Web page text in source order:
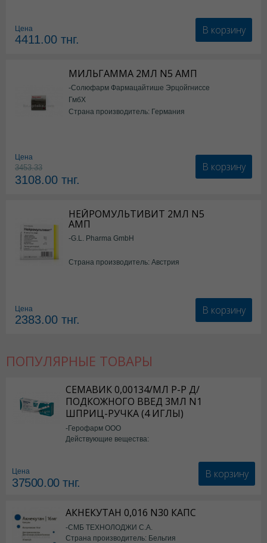
Цена
4411.00 тнг.
В корзину
МИЛЬГАММА 2МЛ N5 АМП
-Солюфарм Фармацайтише Эрцойгниссе
ГмбХ
Страна производитель: Германия
Цена
3453.33
3108.00 тнг.
В корзину
НЕЙРОМУЛЬТИВИТ 2МЛ N5
АМП
-G.L. Pharma GmbH
Страна производитель: Австрия
Цена
2383.00 тнг.
В корзину
ПОПУЛЯРНЫЕ ТОВАРЫ
СЕМАВИК 0,00134/МЛ Р-Р Д/
ПОДКОЖНОГО ВВЕД 3МЛ N1
ШПРИЦ-РУЧКА (4 ИГЛЫ)
-Герофарм ООО
Действующие вещества:
Цена
37500.00тнг.
В корзину
АКНЕКУТАН 0,016 N30 КАПС
-СМБ ТЕХНОЛОДЖИ С.А.
Страна производитель: Бельгия